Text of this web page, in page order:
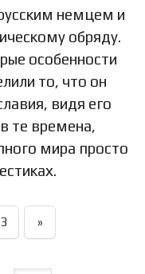
немцем и
обряду.
особенности
то, что он
видя его
те времена,
мира просто
3 »